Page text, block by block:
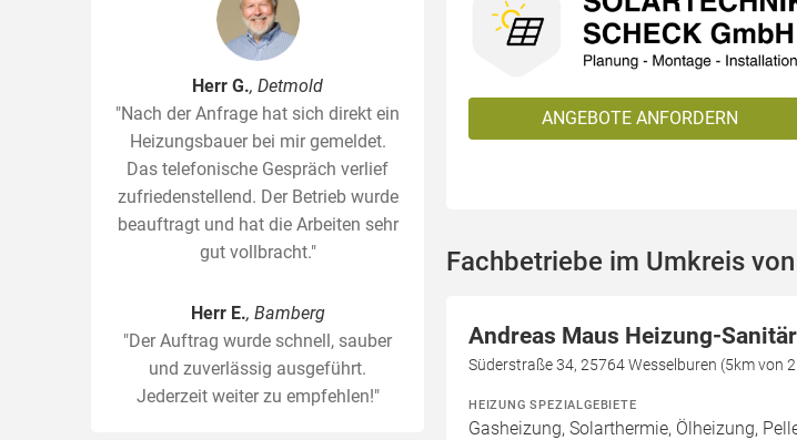
Herr G., Detmold
"Nach der Anfrage hat sich direkt ein
Heizungsbauer bei mir gemeldet.
Das telefonische Gespräch verlief
zufriedenstellend. Der Betrieb wurde
beauftragt und hat die Arbeiten sehr
gut vollbracht."
Herr E., Bamberg
"Der Auftrag wurde schnell, sauber
und zuverlässig ausgeführt.
Jederzeit weiter zu empfehlen!"
ANGEBOTE ANFORDERN
Fachbetriebe im Umkreis
Andreas Maus Heizung-
Süderstraße 34, 25764 Wesselburen (5km von
HEIZUNG SPEZIALGEBIETE
Gasheizung, Solarthermie, Ölheizung,